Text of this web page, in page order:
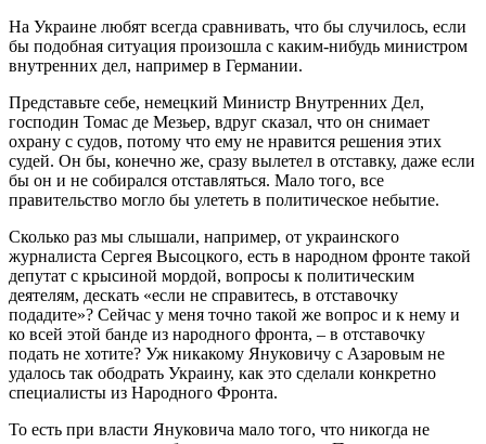
На Украине любят всегда сравнивать, что бы случилось, если
бы подобная ситуация произошла с каким-нибудь министром
внутренних дел, например в Германии.
Представьте себе, немецкий Министр Внутренних Дел,
господин Томас де Мезьер, вдруг сказал, что он снимает
охрану с судов, потому что ему не нравится решения этих
судей. Он бы, конечно же, сразу вылетел в отставку, даже если
бы он и не собирался отставляться. Мало того, все
правительство могло бы улететь в политическое небытие.
Сколько раз мы слышали, например, от украинского
журналиста Сергея Высоцкого, есть в народном фронте такой
депутат с крысиной мордой, вопросы к политическим
деятелям, дескать «если не справитесь, в отставочку
подадите»? Сейчас у меня точно такой же вопрос и к нему и
ко всей этой банде из народного фронта, – в отставочку
подать не хотите? Уж никакому Януковичу с Азаровым не
удалось так ободрать Украину, как это сделали конкретно
специалисты из Народного Фронта.
То есть при власти Януковича мало того, что никогда не